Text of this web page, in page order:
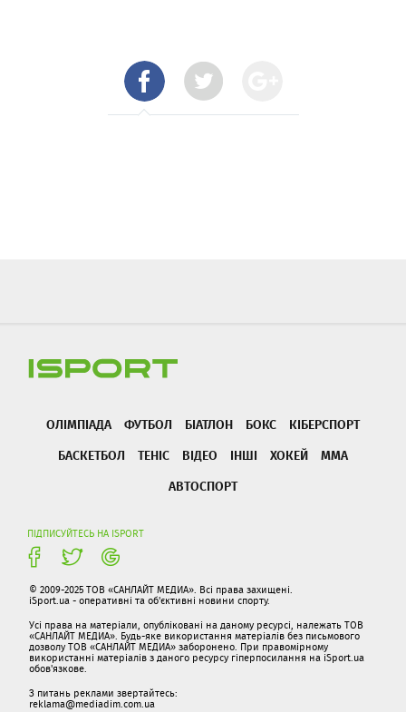
ОЛІМПІАДА ФУТБОЛ БІАТЛОН БОКС
КІБЕРСПОРТ
БАСКЕТБОЛ
ТЕНІС ВІДЕО ІНШІ ХОКЕЙ
ММА
АВТОСПОРТ
ПІДПИСУЙТЕСЬ НА ISPORT
© 2009-2025 ТОВ «САНЛАЙТ МЕДИА». Всі права захищені.
iSport.ua - оперативні та об'єктивні новини спорту.
Усі права на матеріали, опубліковані на даному ресурсі, належать ТОВ
«САНЛАЙТ МЕДИА». Будь-яке використання матеріалів без письмового
дозволу ТОВ «САНЛАЙТ МЕДИА» заборонено. При правомірному
використанні матеріалів з даного ресурсу гіперпосилання на iSport.ua
обов'язкове.
З питань реклами звертайтесь:
reklama@mediadim.com.ua